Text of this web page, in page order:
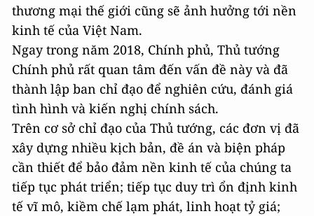
thương mại thế giới cũng sẽ ảnh hưởng tới nền
kinh tế của Việt Nam.
Ngay trong năm 2018, Chính phủ, Thủ tướng
Chính phủ rất quan tâm đến vấn đề này và đã
thành lập ban chỉ đạo để nghiên cứu, đánh giá
tình hình và kiến nghị chính sách.
Trên cơ sở chỉ đạo của Thủ tướng, các đơn vị đã
xây dựng nhiều kịch bản, đề án và biện pháp
cần thiết để bảo đảm nền kinh tế của chúng ta
tiếp tục phát triển; tiếp tục duy trì ổn định kinh
tế vĩ mô, kiềm chế lạm phát, linh hoạt tỷ giá;